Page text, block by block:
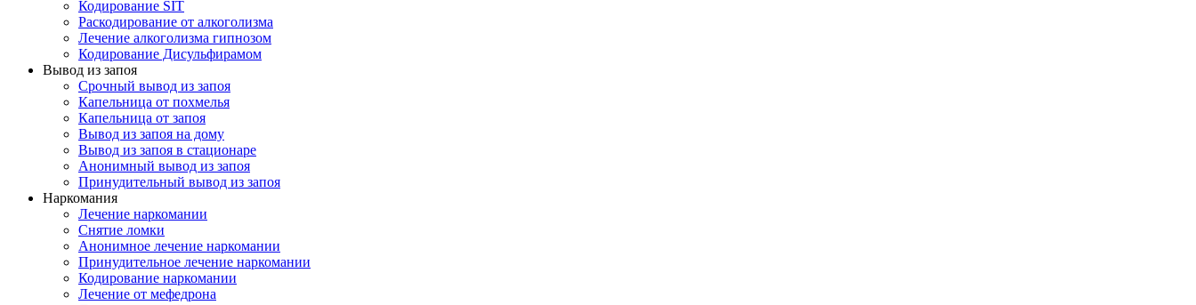
Кодирование SIT
Раскодирование от алкоголизма
Лечение алкоголизма гипнозом
Кодирование Дисульфирамом
Вывод из запоя
Срочный вывод из запоя
Капельница от похмелья
Капельница от запоя
Вывод из запоя на дому
Вывод из запоя в стационаре
Анонимный вывод из запоя
Принудительный вывод из запоя
Наркомания
Лечение наркомании
Снятие ломки
Анонимное лечение наркомании
Принудительное лечение наркомании
Кодирование наркомании
Лечение от мефедрона